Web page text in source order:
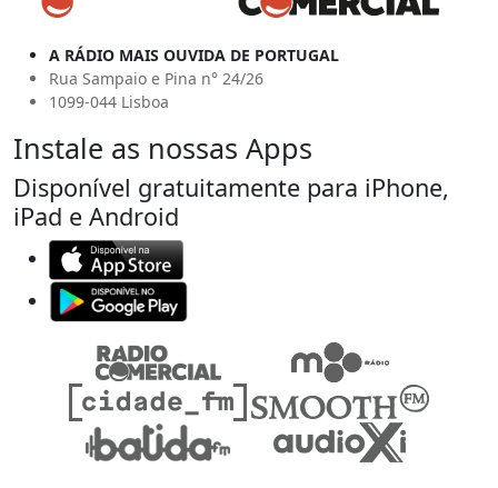
A RÁDIO MAIS OUVIDA DE PORTUGAL
Rua Sampaio e Pina n° 24/26
1099-044 Lisboa
Instale as nossas Apps
Disponível gratuitamente para iPhone,
iPad e Android